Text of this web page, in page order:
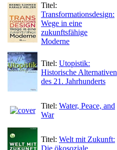
Titel:
Transformationsdesign:
Wege in eine
zukunftsfähige
Moderne
Titel: Utopistik:
Historische Alternativen
des 21. Jahrhunderts
Titel: Water, Peace, and
War
Titel: Welt mit Zukunft:
Die ökosoziale